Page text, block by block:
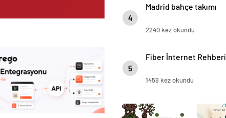
4
Madrid bahçe takımı
2240 kez okundu
5
Fiber İnternet Rehberi
1459 kez okundu